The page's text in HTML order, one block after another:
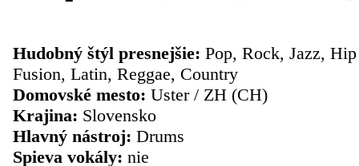
Hudobný štýl presnejšie: Pop, Rock, Jazz,
Fusion, Latin, Reggae, Country
Domovské mesto: Uster / ZH (CH)
Krajina: Slovensko
Hlavný nástroj: Drums
Spieva vokály: nie